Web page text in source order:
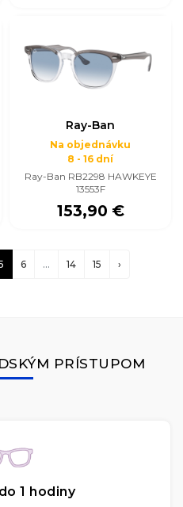
Ray-Ban
Na objednávku
8 - 16 dní
Ray-Ban RB2298 HAWKEYE
13553F
153,90 €
6 ... 14 15 ›
PRÍSTUPOM
1 hodiny